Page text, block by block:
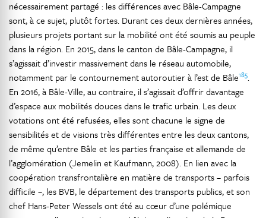
nécessairement partagé : les différences avec Bâle-Campagne
sont, à ce sujet, plutôt fortes. Durant ces deux dernières années,
plusieurs projets portant sur la mobilité ont été soumis au peuple
dans la région. En 2015, dans le canton de Bâle-Campagne, il
s’agissait d’investir massivement dans le réseau automobile,
notamment par le contournement autoroutier à l’est de Bâle185.
En 2016, à Bâle-Ville, au contraire, il s’agissait d’offrir davantage
d’espace aux mobilités douces dans le trafic urbain. Les deux
votations ont été refusées, elles sont chacune le signe de
sensibilités et de visions très différentes entre les deux cantons,
de même qu’entre Bâle et les parties française et allemande de
l’agglomération (Jemelin et Kaufmann, 2008). En lien avec la
coopération transfrontalière en matière de transports – parfois
difficile –, les BVB, le département des transports publics, et son
chef Hans-Peter Wessels ont été au cœur d’une polémique